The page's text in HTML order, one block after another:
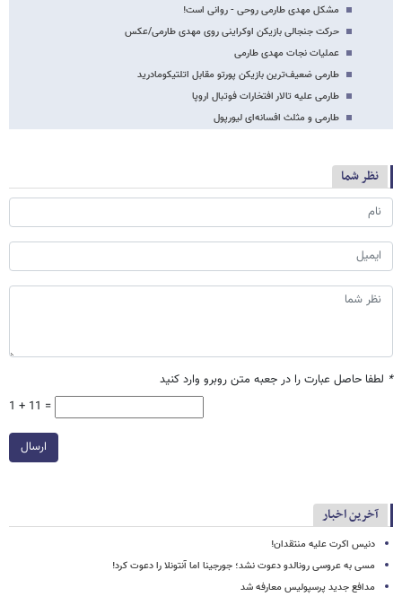
مشکل مهدی طارمی روحی - روانی است!
حرکت جنجالی بازیکن اوکراینی روی مهدی طارمی/عکس
عملیات نجات مهدی طارمی
طارمی ضعیف‌ترین بازیکن پورتو مقابل اتلتیکومادرید
طارمی علیه تالار افتخارات فوتبال اروپا
طارمی و مثلث افسانه‌ای لیورپول
نظر شما
* لطفا حاصل عبارت را در جعبه متن روبرو وارد کنید
1 + 11 =
ارسال
آخرین اخبار
دنیس اکرت علیه منتقدان!
مسی به عروسی رونالدو دعوت نشد؛ جورجینا اما آنتونلا را دعوت کرد!
مدافع جدید پرسپولیس معارفه شد